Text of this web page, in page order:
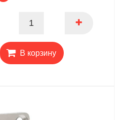
В корзину